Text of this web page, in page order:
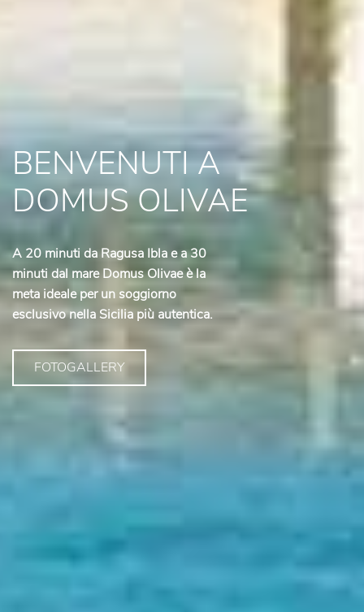
BENVENUTI A
DOMUS OLIVAE
A 20 minuti da Ragusa Ibla e a 30
minuti dal mare Domus Olivae è la
meta ideale per un soggiorno
esclusivo nella Sicilia più autentica.
FOTOGALLERY